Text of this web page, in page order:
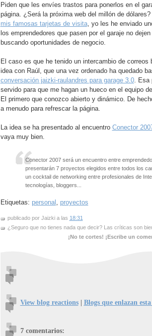
Piden que les envíes trastos para ponerlos en el
página. ¿Será la próxima web del millón de
mis famosas tarjetas de visita, yo les he enviado
los emprendedores que pasen por el garaje no
buscando oportunidades de negocio.
El caso es que he tenido un intercambio de correos
idea con Raúl, que una vez ordenado ha quedado
conversación jaizki-raulandres para garage 3.0. Esa
servido para que me hagan un hueco en el equipo
El primero que conozco abierto y dinámico. De
a menudo para refrescar la página.
La idea se ha presentado al encuentro Conector
vaya muy bien.
Conector 2007 será un encuentro entre
presentarán 7 proyectos elegidos entre todos los
un cocktail de networking entre profesionales de
tecnologías, bloggers...
Etiquetas: personal proyectos
publicado por Jaizki a las 18:31
¿Seguro que no tienes nada que decir? Las críticas son
¡No te cortes! ¡Escribe un
View blog reactions| Blogs que enlazan
7 comentarios: